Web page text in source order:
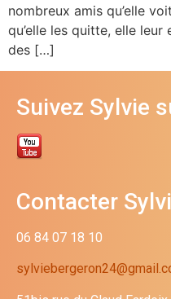
nombreux amis qu’elle
qu’elle les quitte, elle
des […]
Suivez Sylvie
Contacter
06 84 07 18 10